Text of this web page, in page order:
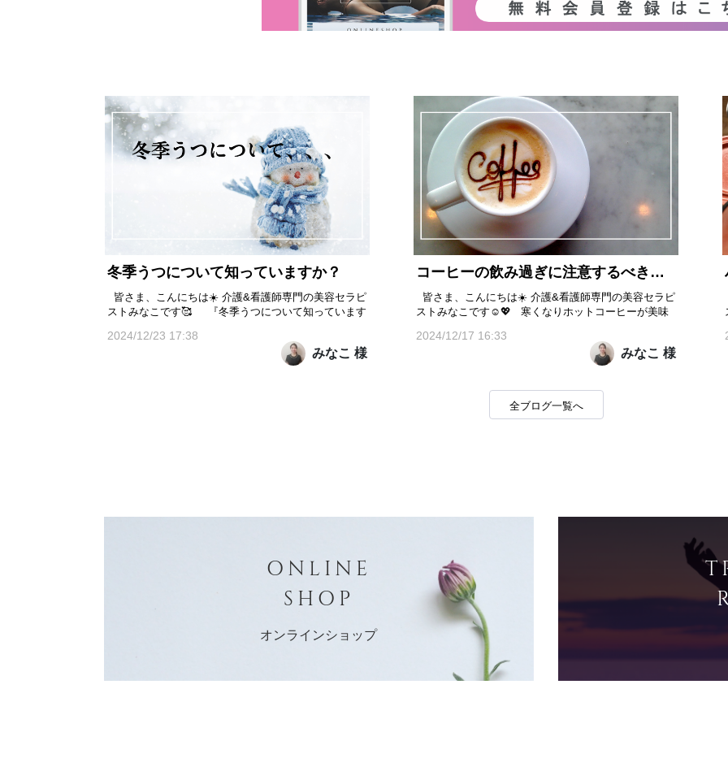
冬季うつについて知っていますか？
皆さま、こんにちは☀️ 介護&看護師専門の美容セラピ
ストみなこです🥰 『冬季うつについて知っています
かないうちに気分が落ち込みやすくなる「冬季うつ」
(季節性情動障害/SAD)。 特に寒い季節に感じる無気力
2024/12/23 17:38
みなこ 様
コーヒーの飲み過ぎに注意するべき理由と対策！！
皆さま、こんにちは☀️ 介護&看護師専門の美容セラピ
ストみなこです☺️💖 寒くなりホットコーヒーが美味
ごすのにコーヒーは欠かせない存在ではないでしょう
か？ 「夜勤が多いから」「疲れた身体をシャキッと
2024/12/17 16:33
みなこ 様
全ブログ一覧へ
ONLINE
SHOP
オンラインショップ